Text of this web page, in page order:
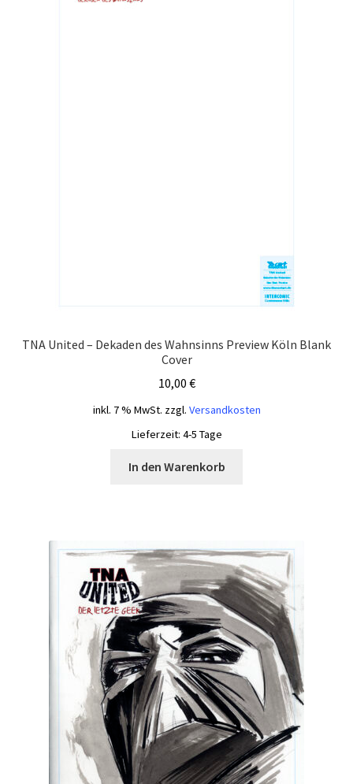
TNA United – Dekaden des Wahnsinns Preview Köln Blank
Cover
10,00 €
inkl. 7 % MwSt. zzgl. Versandkosten
Lieferzeit: 4-5 Tage
In den Warenkorb